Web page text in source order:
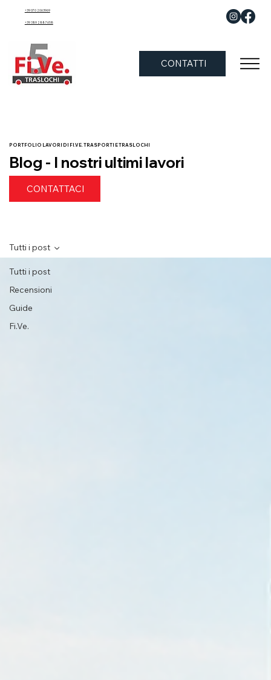
CONTATTI
+39 070 2063969
+39 389 288 7658
PORTFOLIO LAVORI DI FI.VE. TRASPORTI E TRASLOCHI
Blog - I nostri ultimi lavori
CONTATTACI
Tutti i post
Recensioni
Guide
Fi.Ve.
Tutti i post